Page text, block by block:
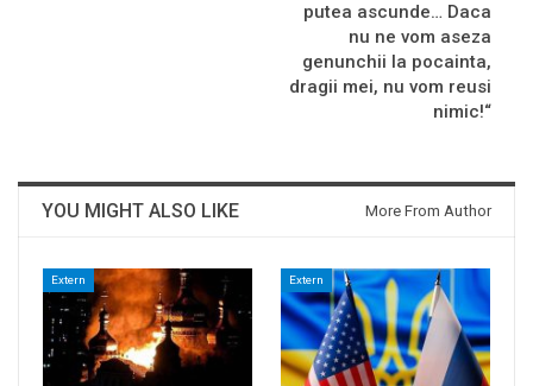
putea ascunde… Daca
nu ne vom aseza
genunchii la pocainta,
dragii mei, nu vom reusi
nimic!“
YOU MIGHT ALSO LIKE More From Author
Extern Extern